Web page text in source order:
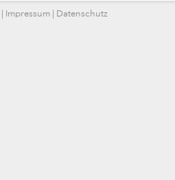
Impressum Datenschutz